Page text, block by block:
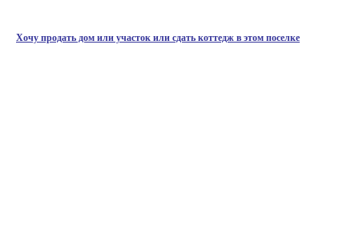
Хочу продать дом или участок или сдать коттедж в этом поселке